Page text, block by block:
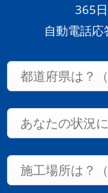
365
自動電話応